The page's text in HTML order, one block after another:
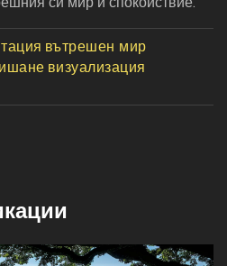
вътрешен мир
визуализация